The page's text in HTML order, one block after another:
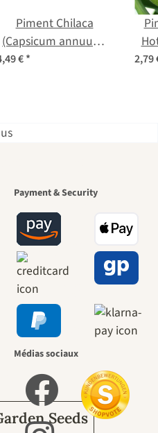
Piment Chilaca
(Capsicum annuum)
€* 2,79
vers
le
Seeds
Payment & Security
Médias sociaux